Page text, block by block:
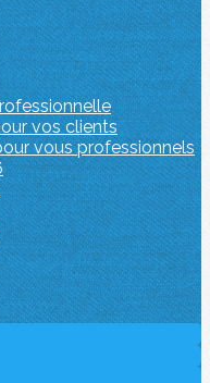
vos clients
vous professionnels